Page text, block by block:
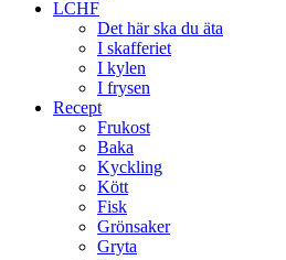
LCHF
Det här ska du äta
I skafferiet
I kylen
I frysen
Recept
Frukost
Baka
Kyckling
Kött
Fisk
Grönsaker
Gryta